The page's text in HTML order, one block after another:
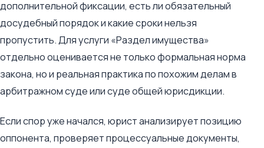
дополнительной фиксации, есть ли обязательный
досудебный порядок и какие сроки нельзя
пропустить. Для услуги «Раздел имущества»
отдельно оценивается не только формальная норма
закона, но и реальная практика по похожим делам в
арбитражном суде или суде общей юрисдикции.
Если спор уже начался, юрист анализирует позицию
оппонента, проверяет процессуальные документы,